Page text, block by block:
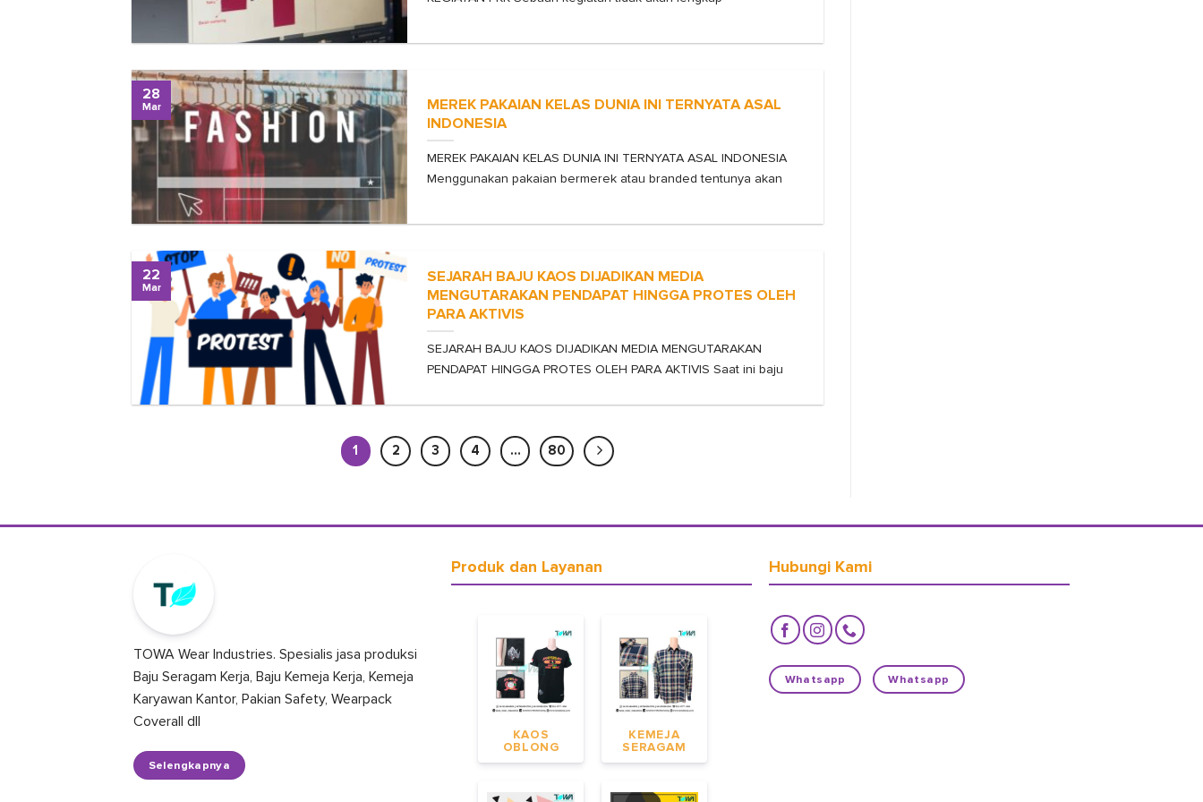
MEREK PAKAIAN KELAS DUNIA INI TERNYATA ASAL
INDONESIA
MEREK PAKAIAN KELAS DUNIA INI TERNYATA ASAL INDONESIA
Menggunakan pakaian bermerek atau branded tentunya akan
28
Mar
SEJARAH BAJU KAOS DIJADIKAN MEDIA
MENGUTARAKAN PENDAPAT HINGGA PROTES OLEH
PARA AKTIVIS
SEJARAH BAJU KAOS DIJADIKAN MEDIA MENGUTARAKAN
PENDAPAT HINGGA PROTES OLEH PARA AKTIVIS Saat ini baju
22
Mar
1 2 3 4 … 80
TOWA Wear Industries. Spesialis jasa produksi
Baju Seragam Kerja, Baju Kemeja Kerja, Kemeja
Karyawan Kantor, Pakian Safety, Wearpack
Coverall dll
Selengkapnya
Produk dan Layanan
KAOS
OBLONG
KEMEJA
SERAGAM
Hubungi Kami
Whatsapp Whatsapp